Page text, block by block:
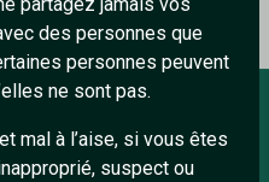
des personnes que
personnes peuvent
ne sont pas.
mal à l’aise, si vous êtes
suspect ou